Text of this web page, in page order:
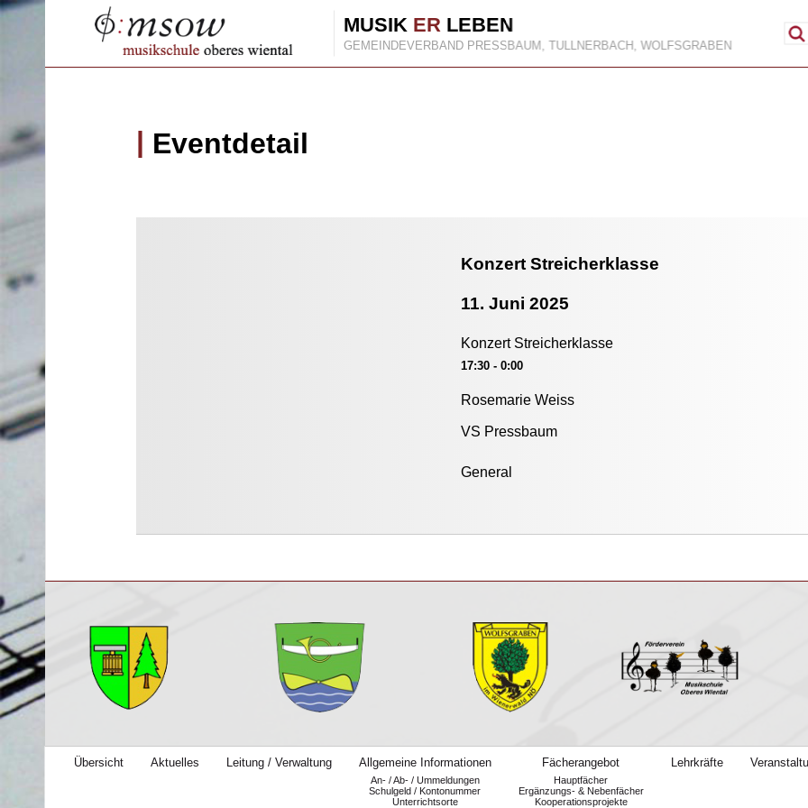
MUSIK ER LEBEN
GEMEINDEVERBAND PRESSBAUM, TULLNERBACH, WOLFSGRABEN
Eventdetail
Konzert Streicherklasse
11. Juni 2025
Konzert Streicherklasse
17:30 - 0:00
Rosemarie Weiss
VS Pressbaum
General
Übersicht Aktuelles Leitung / Verwaltung Allgemeine Informationen
An- / Ab- / Ummeldungen
Schulgeld / Kontonummer
Unterrichtsorte
Fächerangebot
Hauptfächer
Ergänzungs- & Nebenfächer
Kooperationsprojekte
Lehrkräfte